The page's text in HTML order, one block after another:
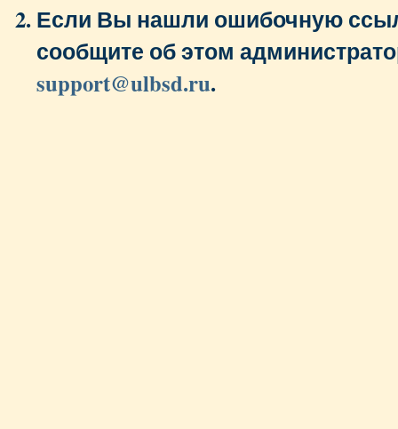
Если Вы нашли ошибочную
сообщите об этом
support@ulbsd.ru.